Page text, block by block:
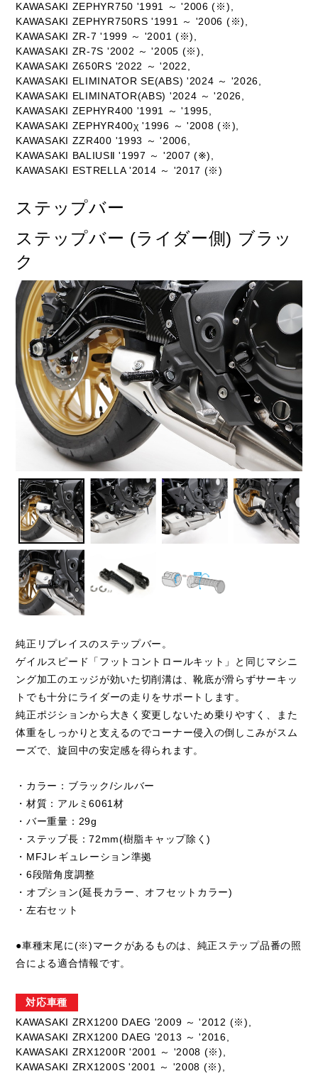
KAWASAKI ZEPHYR750 '1991 ～ '2006 (※),
KAWASAKI ZEPHYR750RS '1991 ～ '2006 (※),
KAWASAKI ZR-7 '1999 ～ '2001 (※),
KAWASAKI ZR-7S '2002 ～ '2005 (※),
KAWASAKI Z650RS '2022 ～ '2022,
KAWASAKI ELIMINATOR SE(ABS) '2024 ～ '2026,
KAWASAKI ELIMINATOR(ABS) '2024 ～ '2026,
KAWASAKI ZEPHYR400 '1991 ～ '1995,
KAWASAKI ZEPHYR400χ '1996 ～ '2008 (※),
KAWASAKI ZZR400 '1993 ～ '2006,
KAWASAKI BALIUSⅡ '1997 ～ '2007 (※),
KAWASAKI ESTRELLA '2014 ～ '2017 (※)
ステップバー
ステップバー (ライダー側) ブラッ
ク
純正リプレイスのステップバー。
ゲイルスピード「フットコントロールキット」と同じマシニ
ング加工のエッジが効いた切削溝は、靴底が滑らずサーキッ
トでも十分にライダーの走りをサポートします。
純正ポジションから大きく変更しないため乗りやすく、また
体重をしっかりと支えるのでコーナー侵入の倒しこみがスム
ーズで、旋回中の安定感を得られます。
・カラー：ブラック/シルバー
・材質：アルミ6061材
・バー重量：29g
・ステップ長：72mm(樹脂キャップ除く)
・MFJレギュレーション準拠
・6段階角度調整
・オプション(延長カラー、オフセットカラー)
・左右セット
●車種末尾に(※)マークがあるものは、純正ステップ品番の照
合による適合情報です。
対応車種
KAWASAKI ZRX1200 DAEG '2009 ～ '2012 (※),
KAWASAKI ZRX1200 DAEG '2013 ～ '2016,
KAWASAKI ZRX1200R '2001 ～ '2008 (※),
KAWASAKI ZRX1200S '2001 ～ '2008 (※),